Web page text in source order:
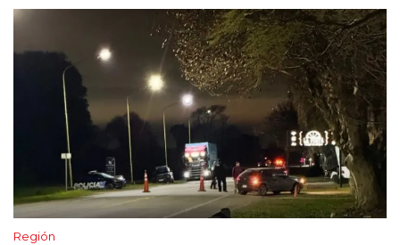
Región